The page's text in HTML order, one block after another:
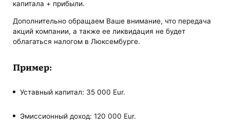
капитала + прибыли.
Дополнительно обращаем Ваше внимание, что передача
акций компании, а также ее ликвидация не будет
облагаться налогом в Люксембурге.
Пример:
Уставный капитал: 35 000 Eur.
Эмиссионный доход: 120 000 Eur.